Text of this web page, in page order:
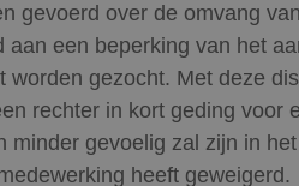
gevoerd over de omvang
aan een beperking van het
worden gezocht. Met deze
rechter in kort geding voor
minder gevoelig zal zijn in
heeft geweigerd.